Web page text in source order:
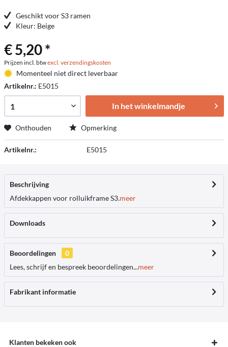
Geschikt voor S3 ramen
Kleur: Beige
€ 5,20 *
Prijzen incl. btwexcl. verzendingskosten
Momenteel niet direct leverbaar
Artikelnr.: E5015
In het winkelmandje
Onthouden Opmerking
Artikelnr.: E5015
Beschrijving
Afdekkappen voor rolluikframe S3.meer
Downloads
Beoordelingen
0
Lees, schrijf en bespreek beoordelingen...meer
Fabrikant informatie
Klanten bekeken ook